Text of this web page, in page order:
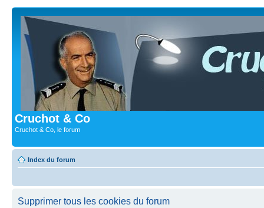
Cruchot & Co
Cruchot & Co, le forum
Index du forum
Supprimer tous les cookies du forum